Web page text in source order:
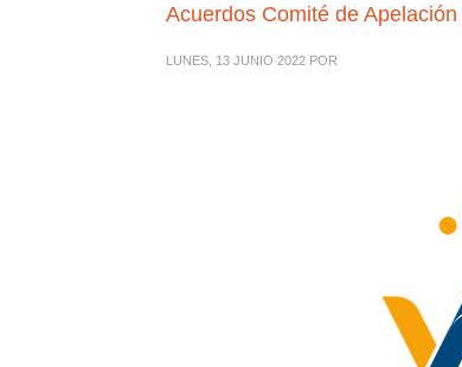
Acuerdos Comité de
LUNES, 13 JUNIO 2022 POR